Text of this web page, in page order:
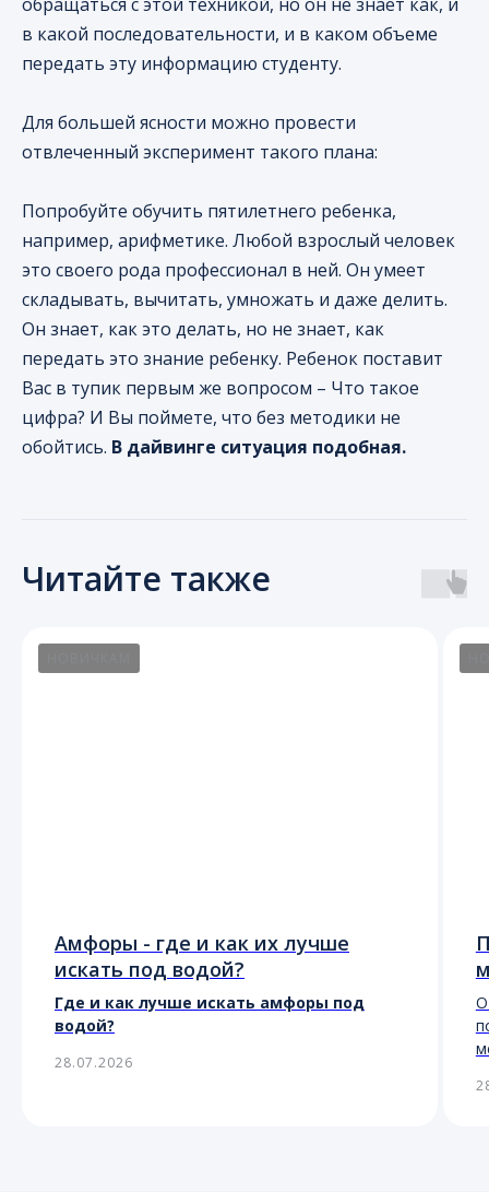
обращаться с этой техникой, но он не знает как, и
в какой последовательности, и в каком объеме
передать эту информацию студенту.
Для большей ясности можно провести
отвлеченный эксперимент такого плана:
Попробуйте обучить пятилетнего ребенка,
например, арифметике. Любой взрослый человек
это своего рода профессионал в ней. Он умеет
складывать, вычитать, умножать и даже делить.
Он знает, как это делать, но не знает, как
передать это знание ребенку. Ребенок поставит
Вас в тупик первым же вопросом – Что такое
цифра? И Вы поймете, что без методики не
обойтись. В дайвинге ситуация подобная.
Читайте также
Амфоры - где и как их лучше
искать под водой?
Где и как лучше искать амфоры под
водой?
28.07.2026